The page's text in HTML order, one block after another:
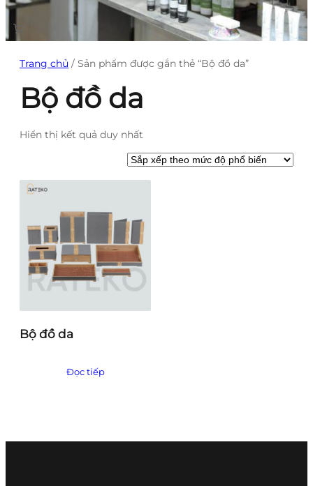
Trang chủ / Sản phẩm được gắn thẻ “Bộ đồ da”
Bộ đồ da
Hiển thị kết quả duy nhất
Bộ đồ da
Đọc tiếp